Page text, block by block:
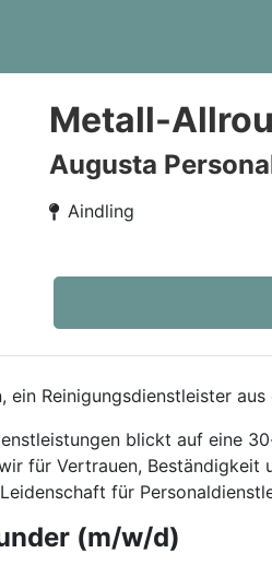
Metall-
Augusta
Aindling
ein Reinigungsdienstleister
blickt auf eine
für Vertrauen, Beständigkeit
für
(m/w/d)